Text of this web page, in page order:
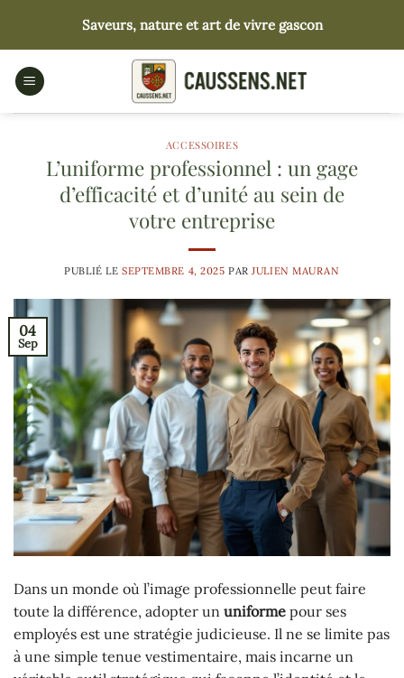
contenu
Saveurs, nature et art de vivre gascon
ACCESSOIRES
L’uniforme professionnel : un gage
d’efficacité et d’unité au sein de
votre entreprise
PUBLIÉ LE SEPTEMBRE 4, 2025 PAR JULIEN MAURAN
04
Sep
Dans un monde où l’image professionnelle peut faire
toute la différence, adopter un uniforme pour ses
employés est une stratégie judicieuse. Il ne se limite pas
à une simple tenue vestimentaire, mais incarne un